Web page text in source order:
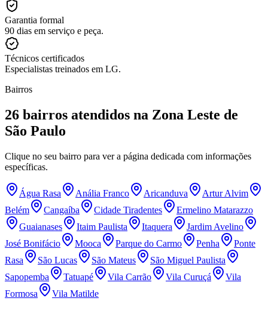
Garantia formal
90 dias em serviço e peça.
Técnicos certificados
Especialistas treinados em LG.
Bairros
26 bairros atendidos na Zona Leste de
São Paulo
Clique no seu bairro para ver a página dedicada com informações
específicas.
Água Rasa Anália Franco Aricanduva
Artur Alvim
Belém
Cangaíba Cidade Tiradentes
Ermelino Matarazzo
Guaianases
Itaim Paulista Itaquera
Jardim Avelino
José Bonifácio
Mooca Parque do Carmo Penha
Ponte
Rasa
São Lucas São Mateus
São Miguel Paulista
Sapopemba
Tatuapé Vila Carrão Vila Curuçá
Vila
Formosa
Vila Matilde